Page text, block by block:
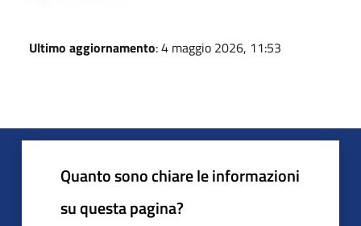
Ultimo aggiornamento: 4 maggio 2026, 11:53
Quanto sono chiare le informazioni
su questa pagina?